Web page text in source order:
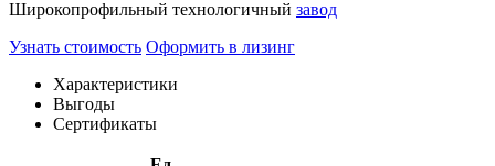
Широкопрофильный технологичный завод
Узнать стоимость Оформить в лизинг
Характеристики
Выгоды
Сертификаты